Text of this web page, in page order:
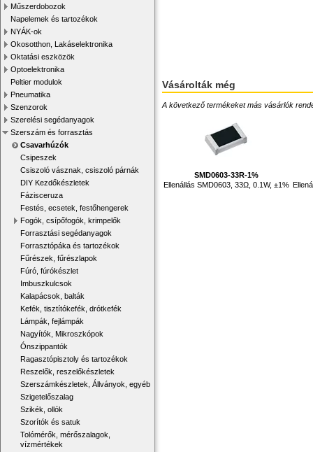
Műszerdobozok
Napelemek és tartozékok
NYÁK-ok
Okosotthon, Lakáselektronika
Oktatási eszközök
Optoelektronika
Peltier modulok
Pneumatika
Szenzorok
Szerelési segédanyagok
Szerszám és forrasztás
Csavarhúzók
Csipeszek
Csiszoló vásznak, csiszoló párnák
DIY Kezdőkészletek
Fázisceruza
Festés, ecsetek, festőhengerek
Fogók, csípőfogók, krimpelők
Forrasztási segédanyagok
Forrasztópáka és tartozékok
Fűrészek, fűrészlapok
Fúró, fúrókészlet
Imbuszkulcsok
Kalapácsok, balták
Kefék, tisztítókefék, drótkefék
Lámpák, fejlámpák
Nagyítók, Mikroszkópok
Ónszippantók
Ragasztópisztoly és tartozékok
Reszelők, reszelőkészletek
Szerszámkészletek, Állványok, egyéb
Szigetelőszalag
Szikék, ollók
Szorítók és satuk
Tolómérők, mérőszalagok,
vízmértékek
Vásárolták még
A következő termékeket más vásárlók
SMD0603-33R-1%
Ellenállás SMD0603, 33Ω, 0.1W, ±1%